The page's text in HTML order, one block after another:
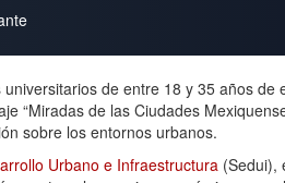
de entre 18 y 35 años de
“Miradas de las Ciudades
sobre los entornos urbanos.
Urbano e Infraestructura (Sedui),